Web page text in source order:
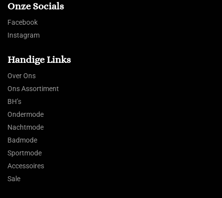
Onze Socials
Facebook
Instagram
Handige Links
Over Ons
Ons Assortiment
BH’s
Ondermode
Nachtmode
Badmode
Sportmode
Accessoires
Sale